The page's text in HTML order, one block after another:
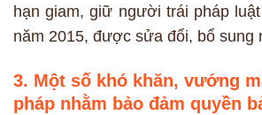
hạn giam, giữ người trái pháp
năm 2015, được sửa đổi, bổ sung
3. Một số khó khăn, vướng
pháp nhằm bảo đảm quyền